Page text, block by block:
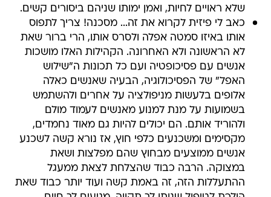
שלא ראויים לחיות, ואמן ימותו שניהם ביסורים קשים.
כאב לי פיזית לקרוא את זה... מסכנה! צריך לתפוס
אותו באיזו סמטה אפלה ולסרס אותו, הרי ברור שאת
לא הראשונה ולא האחרונה. הקהילות האלו מושכות
אנשים עם פסיכופטיה ועם כל תכונות ה"שילוש
האפל" של הפסיכולוגיה, הבעיה שאנשים כאלה
אלופים בלעשות מניפולציה על אחרים ולהשתמש
בשמועות על מנת למנוע מאנשים לעמוד מולם
ולהוריד אותם. הם יכולים להיות גם מאוד נחמדים,
מקסימים ומשכנעים כלפי חוץ, אז נורא קשה לשכנע
אנשים ממוצעים מבחוץ שהם מפלצות ושאת
במצוקה. הרבה כבוד שהצלחת לצאת ממעגל
ההתעללות הזה, זה באמת קשה ועוד יותר כבוד שאת